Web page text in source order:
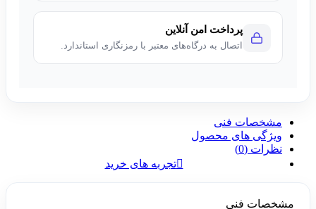
پرداخت امن آنلاین
اتصال به درگاه‌های معتبر با رمزنگاری استاندارد.
مشخصات فنی
ویژگی های محصول
نظرات (0)
تجربه های خرید
مشخصات فنی